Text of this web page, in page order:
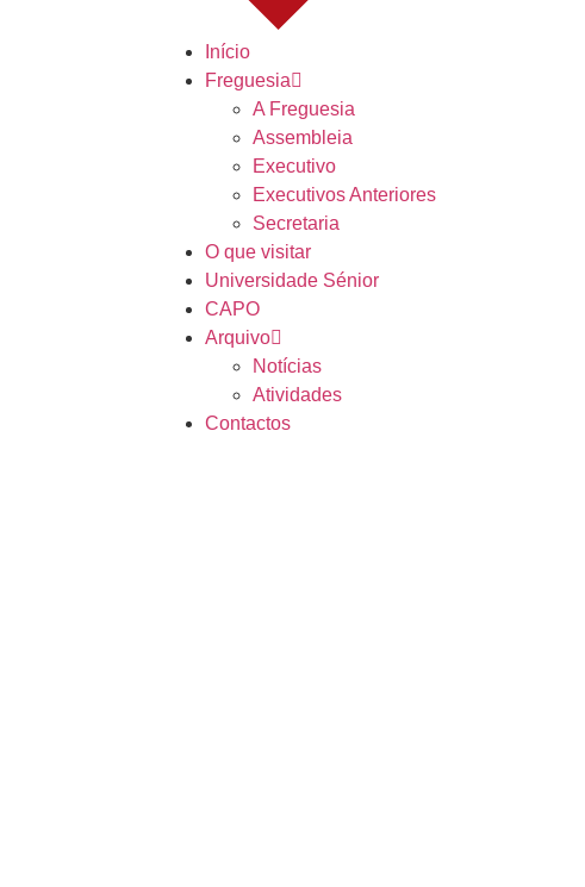
Início
Freguesia
A Freguesia
Assembleia
Executivo
Executivos Anteriores
Secretaria
O que visitar
Universidade Sénior
CAPO
Arquivo
Notícias
Atividades
Contactos